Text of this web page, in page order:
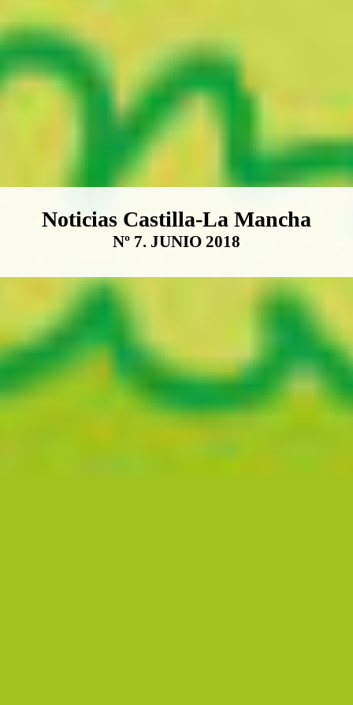
Boletín Noticias Castilla-La
Noticias Castilla-La Mancha
Nº 7. JUNIO 2018